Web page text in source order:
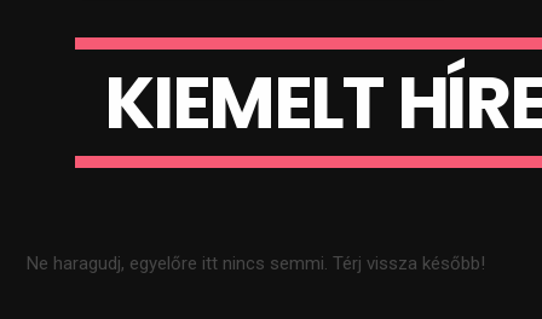
KIEMELTHÍR
Ne haragudj, egyelőre itt nincs semmi. Térj vissza később!